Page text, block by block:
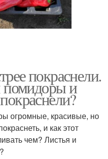
покраснели.
помидоры и
огромные, красивые, но
и как этот
чем? Листья и